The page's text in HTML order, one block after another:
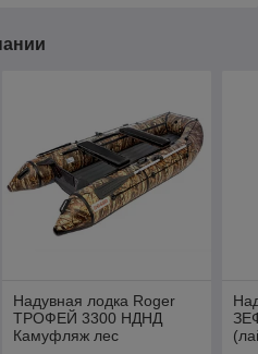
Надувная лодка Roger
ТРОФЕЙ 3300 НДНД
Камуфляж лес